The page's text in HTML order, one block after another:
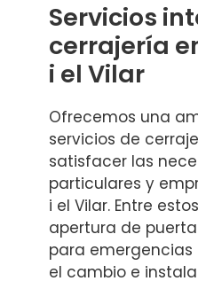
Servicios
cerrajería
i el Vilar
Ofrecemos una
servicios de
satisfacer las
particulares y
i el Vilar. Entre
apertura de
para emergencias
el cambio e